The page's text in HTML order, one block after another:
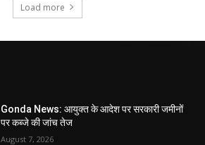
Load more
Gonda News: आयुक्त के आदेश पर सरकारी जमीनों
पर कब्जे की जांच तेज
August 7, 2026